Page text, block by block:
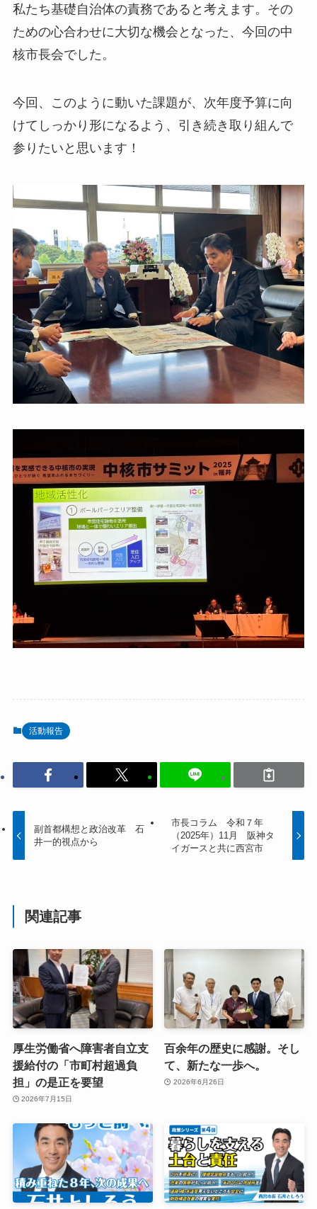
私たち基礎自治体の責務であると考えます。その
ための心合わせに大切な機会となった、今回の中
核市長会でした。
今回、このように動いた課題が、次年度予算に向
けてしっかり形になるよう、引き続き取り組んで
参りたいと思います！
活動報告
副首都構想と政治改革 石
井一的視点から
市長コラム 令和７年
（2025年）11月 阪神タ
イガースと共に西宮市
関連記事
厚生労働省へ障害者自立支
援給付の「市町村超過負
担」の是正を要望
2026年7月15日
百余年の歴史に感謝。そし
て、新たな一歩へ。
2026年6月26日